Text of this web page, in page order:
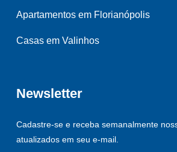
Apartamentos em Florianópolis
Casas em Valinhos
Newsletter
Cadastre-se e receba semanalmente
atualizados em seu e-mail.